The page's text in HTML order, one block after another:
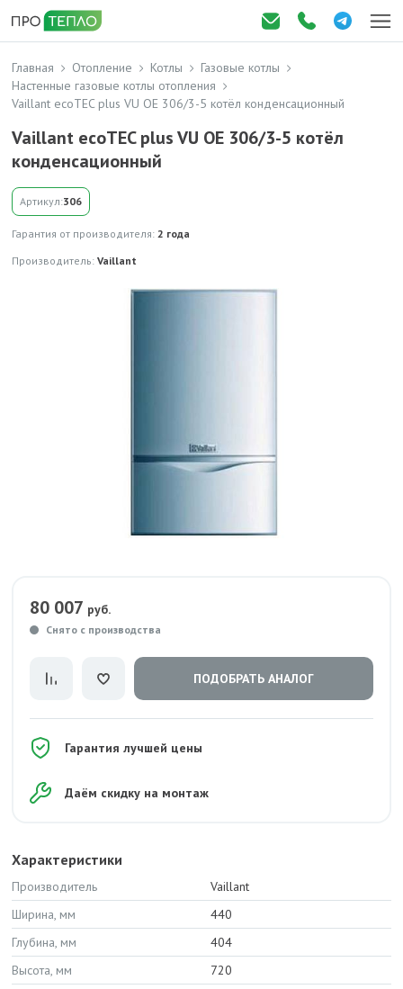
Главная Отопление Котлы
Газовые котлы
Настенные газовые котлы отопления
Vaillant ecoTEC plus VU OE 306/3-5 котёл конденсационный
Vaillant ecoTEC plus VU OE 306/3-5 котёл
конденсационный
Артикул:306
Гарантия от производителя: 2 года
Производитель: Vaillant
80 007 руб.
Снято с производства
ПОДОБРАТЬ АНАЛОГ
Гарантия лучшей цены
Даём скидку на монтаж
Характеристики
Производитель
Vaillant
Ширина, мм
440
Глубина, мм
404
Высота, мм
720